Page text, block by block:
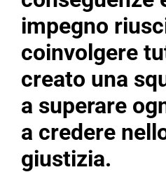
impegno
coinvolgere
creato una
a superare
a credere
giustizia.